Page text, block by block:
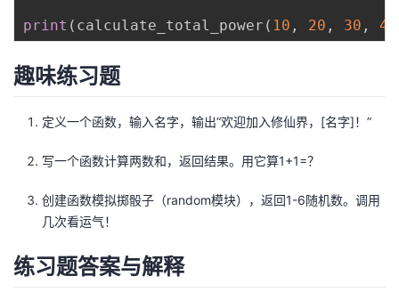
print ( calculate_total_power ( 10 , 20 , 30 , 40
趣味练习题
定义一个函数，输入名字，输出“欢迎加入修仙界，[名字]！”
写一个函数计算两数和，返回结果。用它算1+1=？
创建函数模拟掷骰子（random模块），返回1-6随机数。调用
几次看运气！
练习题答案与解释